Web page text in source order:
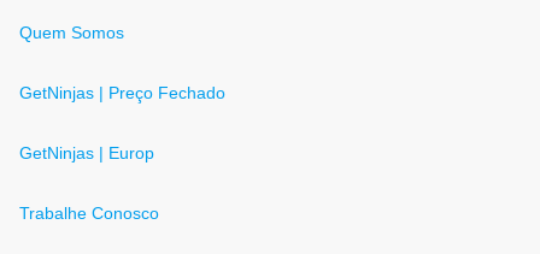
Quem Somos
GetNinjas | Preço Fechado
GetNinjas | Europ
Trabalhe Conosco